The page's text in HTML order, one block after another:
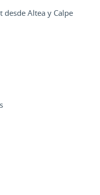
desde Altea y Calpe